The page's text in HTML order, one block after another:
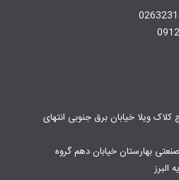
ویلا خیابان برق جنوبی انتهای
بهارستان خیابان دهم گروه
البرز